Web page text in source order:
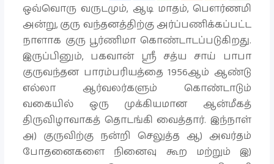
ஒவ்வொரு வருடமும், ஆடி மாதம், பௌர்ணமி
அன்று, குரு வந்தனத்திற்கு அர்ப்பணிக்கப்பட்ட
நாளாக குரு பூர்ணிமா கொண்டாடப்படுகிறது.
இருப்பினும், பகவான் ஸ்ரீ சத்ய சாய் பாபா
குருவந்தன பாரம்பரியத்தை 1956ஆம் ஆண்டு
எல்லா ஆர்வலர்களும் கொண்டாடும்
வகையில் ஒரு முக்கியமான ஆன்மீகத்
திருவிழாவாகத் தொடங்கி வைத்தார். இந்நாள்
அ) குருவிற்கு நன்றி செலுத்த ஆ) அவர்தம்
போதனைகளை நினைவு கூற மற்றும் இ)